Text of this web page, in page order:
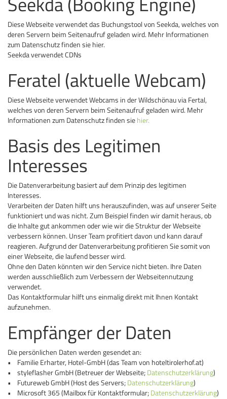
Diese Webseite verwendet das Buchungstool von Seekda, welches von
deren Servern beim Seitenaufruf geladen wird. Mehr Informationen
zum Datenschutz finden sie hier.
Seekda verwendet CDNs
Feratel (aktuelle Webcam)
Diese Webseite verwendet Webcams in der Wildschönau via Fertal,
welches von deren Servern beim Seitenaufruf geladen wird. Mehr
Informationen zum Datenschutz finden siehier.
Basis des Legitimen
Interesses
Die Datenverarbeitung basiert auf dem Prinzip des legitimen
Interesses.
Verarbeiten der Daten hilft uns herauszufinden, was auf unserer Seite
funktioniert und was nicht. Zum Beispiel finden wir damit heraus, ob
die Inhalte gut ankommen oder wie wir die Struktur der Webseite
verbessern können. Unser Team profitiert davon und kann darauf
reagieren. Aufgrund der Datenverarbeitung profitieren Sie somit von
einer Webseite, die laufend besser wird.
Ohne den Daten könnten wir den Service nicht bieten. Ihre Daten
werden ausschließlich zum Verbessern der Webseitennutzung
verwendet.
Das Kontaktformular hilft uns einmalig direkt mit Ihnen Kontakt
aufzunehmen.
Empfänger der Daten
Die persönlichen Daten werden gesendet an:
• Familie Erharter, Hotel-GmbH (das Team von hoteltirolerhof.at)
• styleflasher GmbH (Betreuer der Webseite;Datenschutzerklärung)
• Futureweb GmbH (Host des Servers;Datenschutzerklärung)
• Microsoft 365 (Mailbox für Kontaktformular;Datenschutzerklärung)